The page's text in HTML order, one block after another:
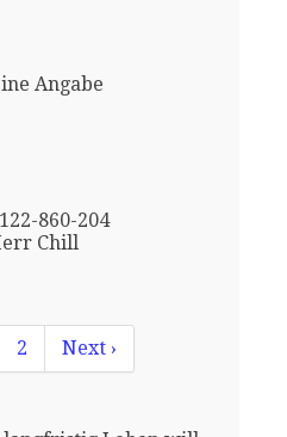
Angabe
860-204
Chill
2 Next ›